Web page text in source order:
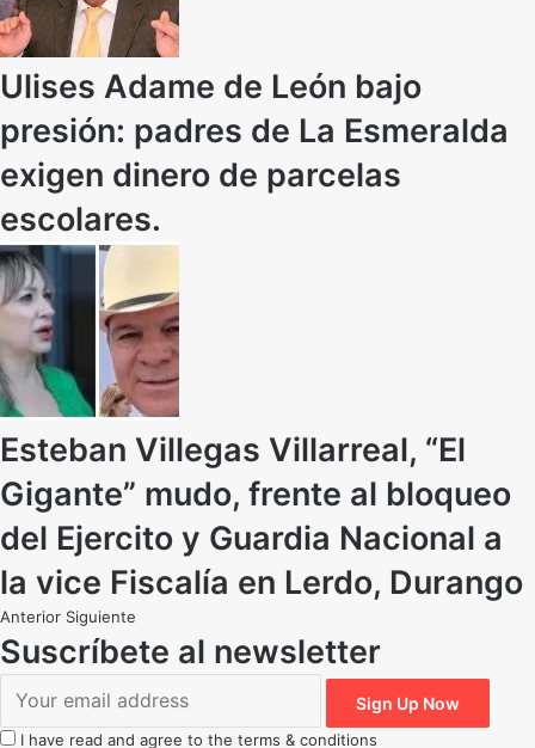
Ulises Adame de León bajo
presión: padres de La Esmeralda
exigen dinero de parcelas
escolares.
Esteban Villegas Villarreal, “El
Gigante” mudo, frente al bloqueo
del Ejercito y Guardia Nacional a
la vice Fiscalía en Lerdo, Durango
Anterior Siguiente
Suscríbete al newsletter
I have read and agree to the terms & conditions